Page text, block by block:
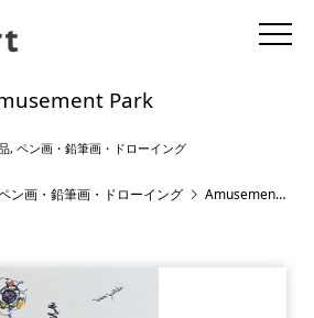
Park
, ペン画・鉛筆画・ドローイング
ン画・鉛筆画・ドローイング Amusement Park